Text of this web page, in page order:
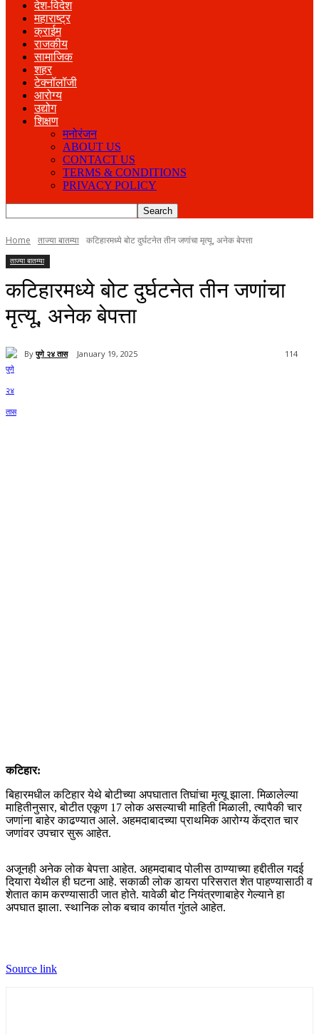
देश-विदेश
महाराष्ट्र
क्राईम
राजकीय
सामाजिक
शहर
टेक्नॉलॉजी
आरोग्य
उद्योग
शिक्षण
मनोरंजन
ABOUT US
CONTACT US
TERMS & CONDITIONS
PRIVACY POLICY
Home ताज्या बातम्या कटिहारमध्ये बोट दुर्घटनेत तीन जणांचा मृत्यू, अनेक बेपत्ता
ताज्या बातम्या
कटिहारमध्ये बोट दुर्घटनेत तीन जणांचा
मृत्यू, अनेक बेपत्ता
By पुणे २४ तास January 19, 2025 114
कटिहार:
बिहारमधील कटिहार येथे बोटीच्या अपघातात तिघांचा मृत्यू झाला. मिळालेल्या
माहितीनुसार, बोटीत एकूण 17 लोक असल्याची माहिती मिळाली, त्यापैकी चार
जणांना बाहेर काढण्यात आले. अहमदाबादच्या प्राथमिक आरोग्य केंद्रात चार
जणांवर उपचार सुरू आहेत.
अजूनही अनेक लोक बेपत्ता आहेत. अहमदाबाद पोलीस ठाण्याच्या हद्दीतील गदई
दियारा येथील ही घटना आहे. सकाळी लोक डायरा परिसरात शेत पाहण्यासाठी व
शेतात काम करण्यासाठी जात होते. यावेळी बोट नियंत्रणाबाहेर गेल्याने हा
अपघात झाला. स्थानिक लोक बचाव कार्यात गुंतले आहेत.
Source link